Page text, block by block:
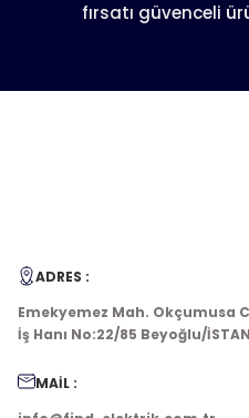
Ürün fiyatı diğer sitelerden
fırsatı güvenceli
ADRES :
Emekyemez Mah. Okçumusa
İş Hanı No:22/85 Beyoğlu/
MAİL :